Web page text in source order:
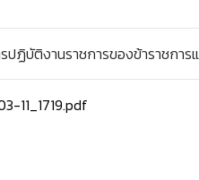
ปฏิบัติงานราชการของข้าราชกา
11_1719.pdf